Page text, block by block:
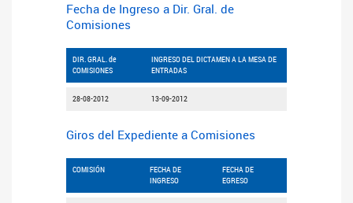
Fecha de Ingreso a Dir. Gral. de
Comisiones
DIR. GRAL. de
COMISIONES
INGRESO DEL DICTAMEN A LA MESA DE
ENTRADAS
28-08-2012 13-09-2012
Giros del Expediente a Comisiones
COMISIÓN
FECHA DE
INGRESO
FECHA DE
EGRESO